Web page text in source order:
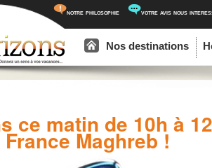
notre philosophie votre avis nous
Aller au contenu principal
Aller au contenu secondaire
Nos destinations
ce matin de 10h à
Maghreb !